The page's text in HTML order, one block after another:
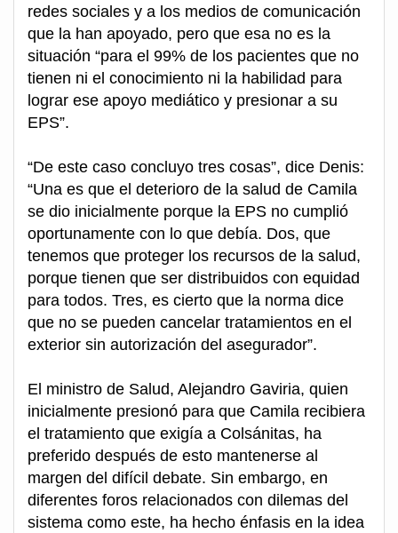
redes sociales y a los medios de comunicación
que la han apoyado, pero que esa no es la
situación “para el 99% de los pacientes que no
tienen ni el conocimiento ni la habilidad para
lograr ese apoyo mediático y presionar a su
EPS”.
“De este caso concluyo tres cosas”, dice Denis:
“Una es que el deterioro de la salud de Camila
se dio inicialmente porque la EPS no cumplió
oportunamente con lo que debía. Dos, que
tenemos que proteger los recursos de la salud,
porque tienen que ser distribuidos con equidad
para todos. Tres, es cierto que la norma dice
que no se pueden cancelar tratamientos en el
exterior sin autorización del asegurador”.
El ministro de Salud, Alejandro Gaviria, quien
inicialmente presionó para que Camila recibiera
el tratamiento que exigía a Colsánitas, ha
preferido después de esto mantenerse al
margen del difícil debate. Sin embargo, en
diferentes foros relacionados con dilemas del
sistema como este, ha hecho énfasis en la idea